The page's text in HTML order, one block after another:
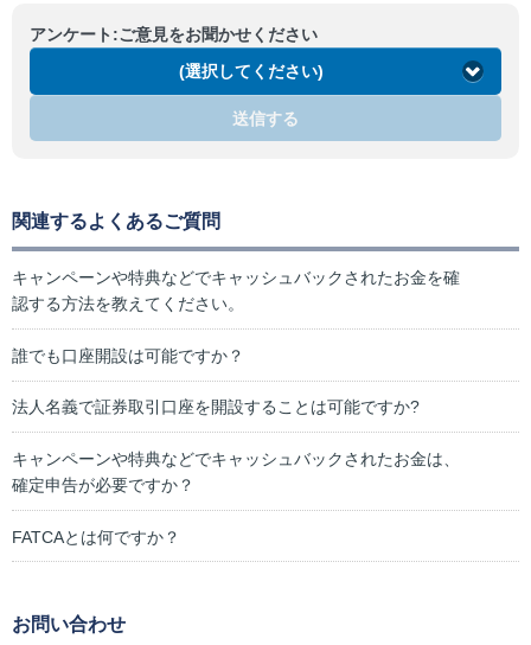
アンケート:ご意見をお聞かせください
(選択してください)
送信する
関連するよくあるご質問
キャンペーンや特典などでキャッシュバックされたお金を確
認する方法を教えてください。
誰でも口座開設は可能ですか？
法人名義で証券取引口座を開設することは可能ですか?
キャンペーンや特典などでキャッシュバックされたお金は、
確定申告が必要ですか？
FATCAとは何ですか？
お問い合わせ